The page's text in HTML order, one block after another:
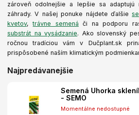
zároveň odolnejšie a lepšie sa
záhrady. V našej ponuke nájdete ďalšie
kvetov,trávne semená či na podporu
substrát na vysádzanie. Ako slovenský
ročnou tradíciou vám v Dučplant.sk
prispôsobené naším klimatickým
Najpredávanejšie
Semená Uhorka
- SEMO
Momentálne nedostupné